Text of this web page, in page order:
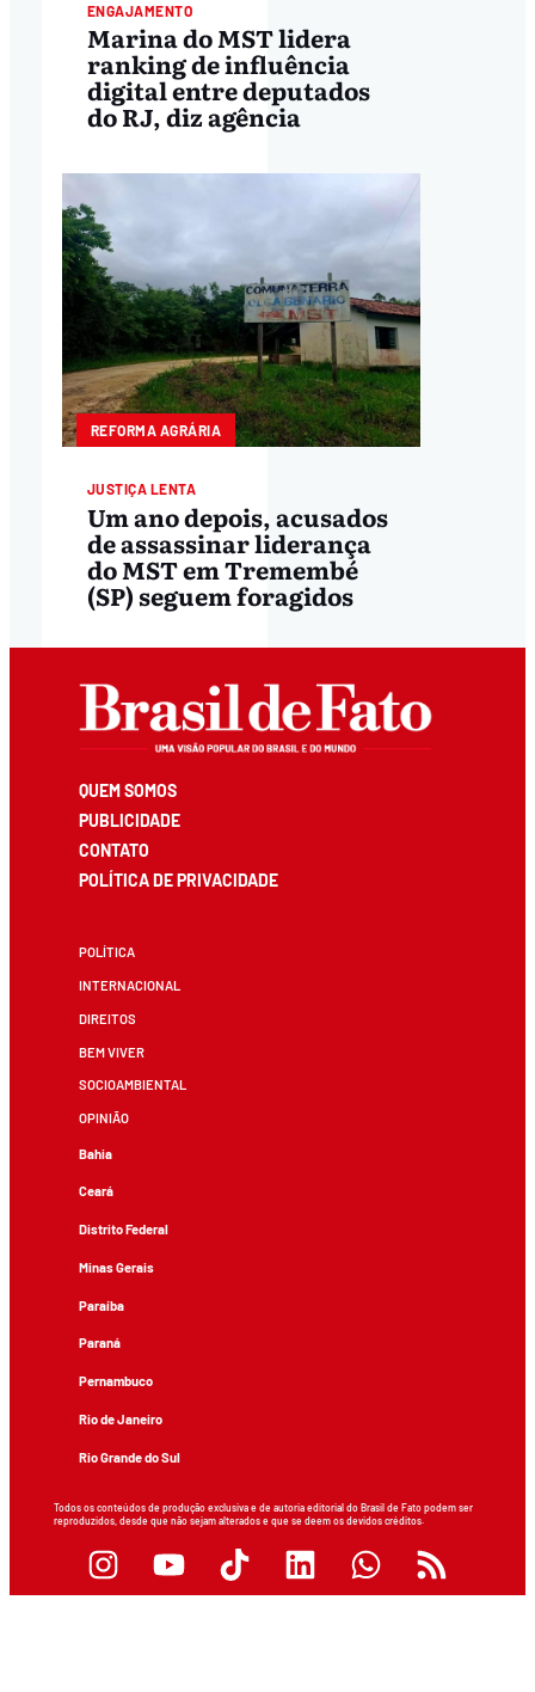
ENGAJAMENTO
Marina do MST lidera
ranking de influência
digital entre deputados
do RJ, diz agência
REFORMA AGRÁRIA
JUSTIÇA LENTA
Um ano depois, acusados
de assassinar liderança
do MST em Tremembé
(SP) seguem foragidos
QUEM SOMOS
PUBLICIDADE
CONTATO
POLÍTICA DE PRIVACIDADE
POLÍTICA
INTERNACIONAL
DIREITOS
BEM VIVER
SOCIOAMBIENTAL
OPINIÃO
Bahia
Ceará
Distrito Federal
Minas Gerais
Paraíba
Paraná
Pernambuco
Rio de Janeiro
Rio Grande do Sul
Todos os conteúdos de produção exclusiva e de autoria editorial do Brasil de Fato podem ser
reproduzidos, desde que não sejam alterados e que se deem os devidos créditos.